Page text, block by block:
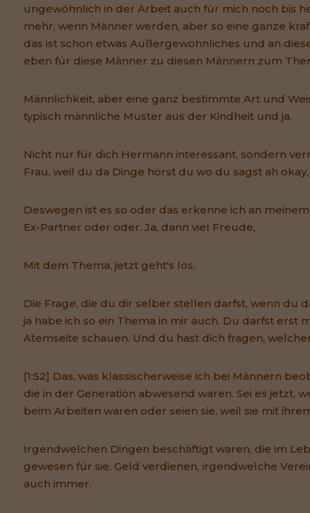
ungewöhnlich in der Arbeit auch für mich noch bis
mehr, wenn Männer werden, aber so eine ganze
das ist schon etwas Außergewöhnliches und an
eben für diese Männer zu diesen Männern zum
Männlichkeit, aber eine ganz bestimmte Art und
typisch männliche Muster aus der Kindheit und ja.
Nicht nur für dich Hermann interessant, sondern
Frau, weil du da Dinge hörst du wo du sagst ah okay,
Deswegen ist es so oder das erkenne ich an
Ex-Partner oder oder. Ja, dann viel Freude,
Mit dem Thema, jetzt geht's los,
Die Frage, die du dir selber stellen darfst, wenn du
ja habe ich so ein Thema in mir auch. Du darfst erst
Atemseite schauen. Und du hast dich fragen,
[1:52] Das, was klassischerweise ich bei Männern
die in der Generation abwesend waren. Sei es jetzt,
beim Arbeiten waren oder seien sie, weil sie mit
Irgendwelchen Dingen beschäftigt waren, die im
gewesen für sie. Geld verdienen, irgendwelche
auch immer.